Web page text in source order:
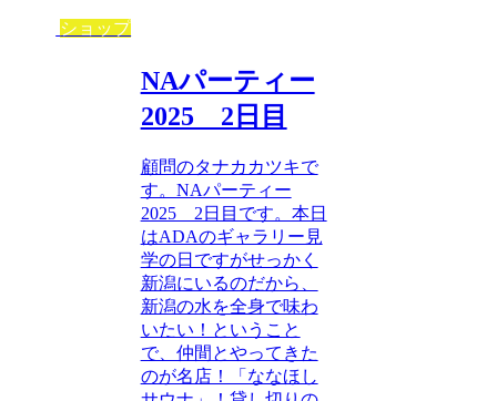
ショップ
NAパーティー
2025 2日目
顧問のタナカカツキで
す。NAパーティー
2025 2日目です。本日
はADAのギャラリー見
学の日ですがせっかく
新潟にいるのだから、
新潟の水を全身で味わ
いたい！ということ
で、仲間とやってきた
のが名店！「ななほし